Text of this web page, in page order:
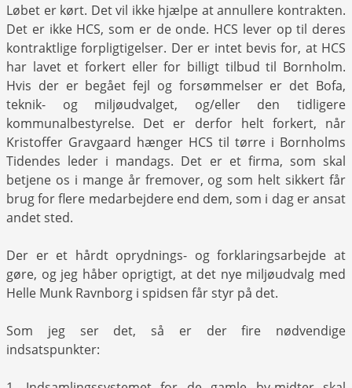
Løbet er kørt. Det vil ikke hjælpe at annullere kontrakten.
Det er ikke HCS, som er de onde. HCS lever op til deres
kontraktlige forpligtigelser. Der er intet bevis for, at HCS
har lavet et forkert eller for billigt tilbud til Bornholm.
Hvis der er begået fejl og forsømmelser er det Bofa,
teknik- og miljøudvalget, og/eller den tidligere
kommunalbestyrelse. Det er derfor helt forkert, når
Kristoffer Gravgaard hænger HCS til tørre i Bornholms
Tidendes leder i mandags. Det er et firma, som skal
betjene os i mange år fremover, og som helt sikkert får
brug for flere medarbejdere end dem, som i dag er ansat
andet sted.
Der er et hårdt oprydnings- og forklaringsarbejde at
gøre, og jeg håber oprigtigt, at det nye miljøudvalg med
Helle Munk Ravnborg i spidsen får styr på det.
Som jeg ser det, så er der fire nødvendige
indsatspunkter: